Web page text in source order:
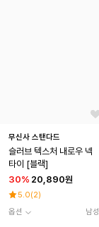
무신사 스탠다드
슬러브 텍스처 내로우 넥
타이 [블랙]
30% 20,890원
5.0(2)
옵션
남성